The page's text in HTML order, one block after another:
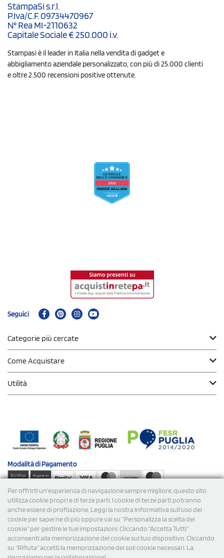
Per offrirti un'esperienza di navigazione sempre migliore, questo sito
utilizza cookie propri e di terze parti. I cookie di terze parti potranno
anche essere di profilazione. Leggi la nostra Informativa sull’uso dei
cookie per saperne di più oppure vai su “Personalizza la scelta dei
cookie” per gestire le tue impostazioni. Cliccando "Accetta Tutti"
acconsenti alla memorizzazione dei cookie sul tuo dispositivo. Cliccando
su "Rifiuta" accetti la memorizzazione dei soli cookie necessari. La
StampaSi s.r.l.
P.Iva/C.F. 09734470967
N° Rea MI-2110632
Capitale Sociale € 250.000 i.v.
Stampasi è il leader in Italia nella vendita di gadget e
abbigliamento aziendale personalizzato, con più di 25.000 clienti
e oltre 2.500 recensioni positive ottenute.
Seguici
Categorie più cercate
Come Acquistare
Utilità
Modalità diPagamento
Spedizioni